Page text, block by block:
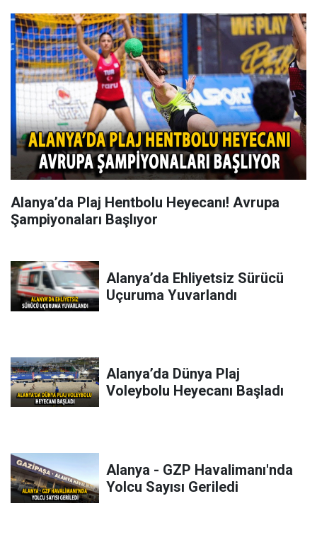
Alanya’da Plaj Hentbolu Heyecanı! Avrupa
Şampiyonaları Başlıyor
Alanya’da Ehliyetsiz Sürücü
Uçuruma Yuvarlandı
Alanya’da Dünya Plaj
Voleybolu Heyecanı Başladı
Alanya - GZP Havalimanı'nda
Yolcu Sayısı Geriledi